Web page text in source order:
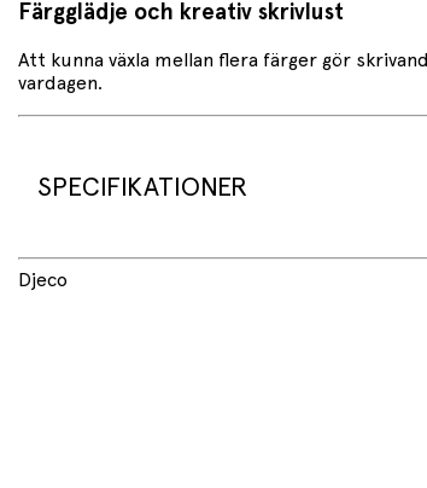
Färgglädje och kreativ skrivlust
Att kunna växla mellan flera färger gör
vardagen.
SPECIFIKATIONER
Djeco